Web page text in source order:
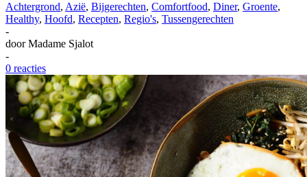
Achtergrond, Azië, Bijgerechten, Comfortfood, Diner, Groente,
Healthy, Hoofd, Recepten, Regio's, Tussengerechten
-
doorMadame Sjalot
-
0 reacties